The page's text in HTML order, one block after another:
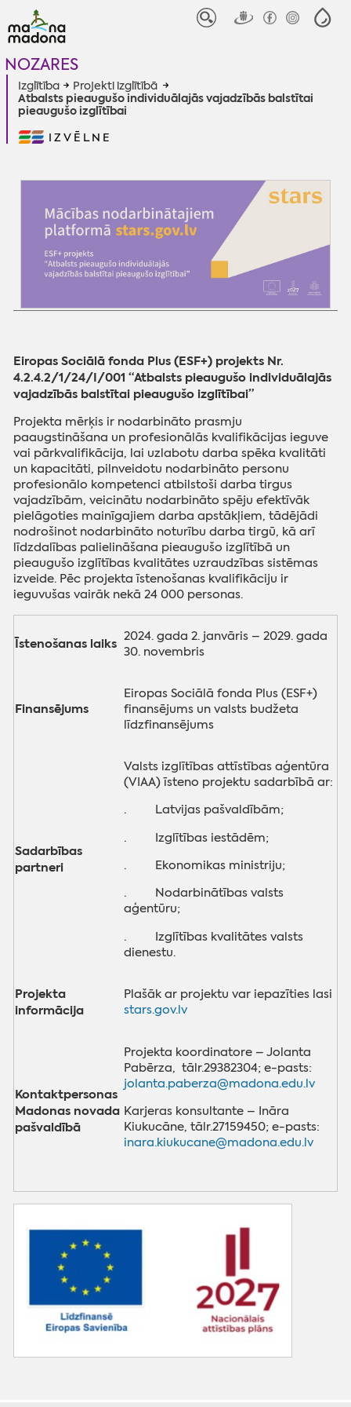
NOZARES
Izglītība Projekti izglītībā
Atbalsts pieaugušo individuālajās vajadzībās balstītai
pieaugušo izglītībai
IZVĒLNE
Eiropas Sociālā fonda Plus (ESF+) projekts Nr.
4.2.4.2/1/24/I/001 “Atbalsts pieaugušo individuālajās
vajadzībās balstītai pieaugušo izglītībai”
Projekta mērķis ir nodarbināto prasmju
paaugstināšana un profesionālās kvalifikācijas ieguve
vai pārkvalifikācija, lai uzlabotu darba spēka kvalitāti
un kapacitāti, pilnveidotu nodarbināto personu
profesionālo kompetenci atbilstoši darba tirgus
vajadzībām, veicinātu nodarbināto spēju efektīvāk
pielāgoties mainīgajiem darba apstākļiem, tādējādi
nodrošinot nodarbināto noturību darba tirgū, kā arī
līdzdalības palielināšana pieaugušo izglītībā un
pieaugušo izglītības kvalitātes uzraudzības sistēmas
izveide. Pēc projekta īstenošanas kvalifikāciju ir
ieguvušas vairāk nekā 24 000 personas.
Īstenošanas laiks 2024. gada 2. janvāris –⁠ 2029. gada
30. novembris
Finansējums
Eiropas Sociālā fonda Plus (ESF+)
finansējums un valsts budžeta
līdzfinansējums
Sadarbības
partneri
Valsts izglītības attīstības aģentūra
(VIAA) īsteno projektu sadarbībā ar:
· Latvijas pašvaldībām;
· Izglītības iestādēm;
· Ekonomikas ministriju;
· Nodarbinātības valsts
aģentūru;
· Izglītības kvalitātes valsts
dienestu.
Projekta
informācija
Plašāk ar projektu var iepazīties lasi
stars.gov.lv
Kontaktpersonas
Madonas novada
pašvaldībā
Projekta koordinatore – Jolanta
Pabērza, tālr.29382304; e-pasts:
jolanta.paberza@madona.edu.lv
Karjeras konsultante – Ināra
Kiukucāne, tālr.27159450; e-pasts:
inara.kiukucane@madona.edu.lv